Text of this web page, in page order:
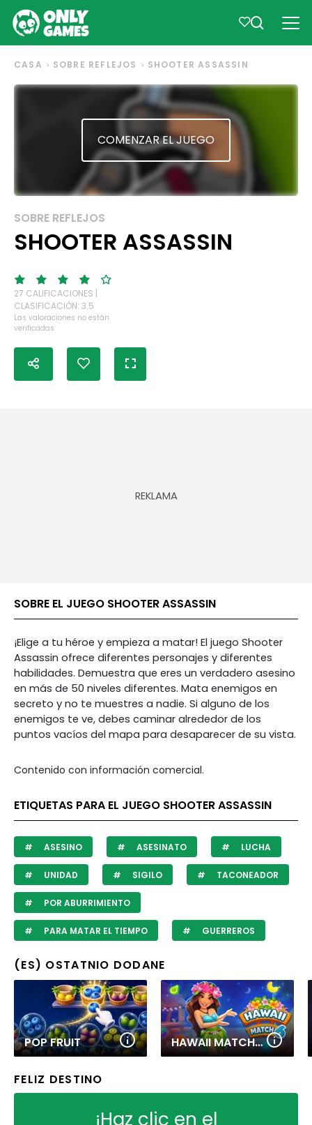
CASA SOBRE REFLEJOS SHOOTER ASSASSIN
COMENZAR EL JUEGO
SOBRE REFLEJOS
SHOOTER ASSASSIN
27 CALIFICACIONES |
CLASIFICACIÓN: 3.5
Las valoraciones no están
verificadas
SOBRE EL JUEGO SHOOTER ASSASSIN
¡Elige a tu héroe y empieza a matar! El juego Shooter
Assassin ofrece diferentes personajes y diferentes
habilidades. Demuestra que eres un verdadero asesino
en más de 50 niveles diferentes. Mata enemigos en
secreto y no te muestres a nadie. Si alguno de los
enemigos te ve, debes caminar alrededor de los
puntos vacíos del mapa para desaparecer de su vista.
Contenido con información comercial.
ETIQUETAS PARA EL JUEGO SHOOTER ASSASSIN
ASESINO ASESINATO LUCHA
UNIDAD SIGILO TACONEADOR
POR ABURRIMIENTO
PARA MATAR EL TIEMPO GUERREROS
(ES) OSTATNIO DODANE
POP FRUIT HAWAII MATCH 6
FELIZ DESTINO
¡Haz clic en el